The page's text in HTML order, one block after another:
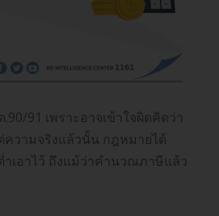
91 เพราะอาจเข้าใจผิดคิดว่า
ความจริงแล้วนั้น กฎหมายได้
เอาไว้ ถึงแม้ว่าคำนวณภาษีแล้ว